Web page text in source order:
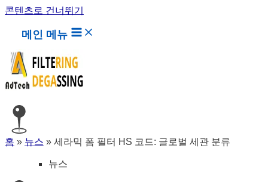
콘텐츠로 건너뛰기
메인 메뉴
홈 » 뉴스 » 세라믹 폼 필터 HS 코드: 글로벌 세관 분류
뉴스